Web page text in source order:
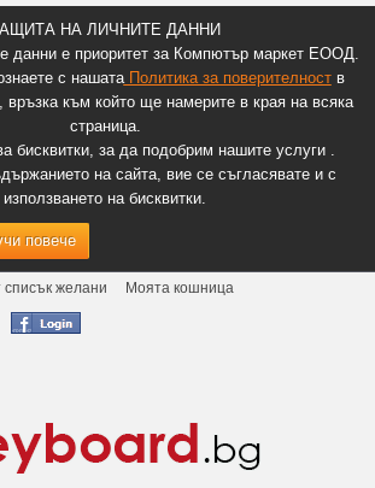
НА ЛИЧНИТЕ ДАННИ
данни е приоритет за Компютър маркет ЕООД.
с нашатаПолитика за поверителноств
връзка към който ще намерите в края на всяка
страница.
бисквитки, за да подобрим нашите услуги .
на сайта, вие се съгласявате и с
използването на бисквитки.
повече
списък желани
Моята кошница